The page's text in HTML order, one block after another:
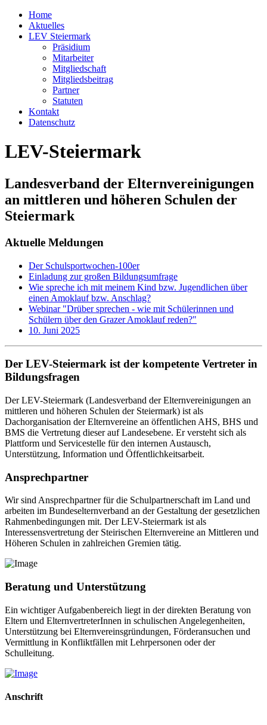
Home
Aktuelles
LEV Steiermark
Präsidium
Mitarbeiter
Mitgliedschaft
Mitgliedsbeitrag
Partner
Statuten
Kontakt
Datenschutz
LEV-Steiermark
Landesverband der Elternvereinigungen
an mittleren und höheren Schulen der
Steiermark
Aktuelle Meldungen
Der Schulsportwochen-100er
Einladung zur großen Bildungsumfrage
Wie spreche ich mit meinem Kind bzw. Jugendlichen über
einen Amoklauf bzw. Anschlag?
Webinar "Drüber sprechen - wie mit Schülerinnen und
Schülern über den Grazer Amoklauf reden?"
10. Juni 2025
Der LEV-Steiermark ist der kompetente Vertreter in
Bildungsfragen
Der LEV-Steiermark (Landesverband der Elternvereinigungen an
mittleren und höheren Schulen der Steiermark) ist als
Dachorganisation der Elternvereine an öffentlichen AHS, BHS und
BMS die Vertretung dieser auf Landesebene. Er versteht sich als
Plattform und Servicestelle für den internen Austausch,
Unterstützung, Information und Öffentlichkeitsarbeit.
Ansprechpartner
Wir sind Ansprechpartner für die Schulpartnerschaft im Land und
arbeiten im Bundeselternverband an der Gestaltung der gesetzlichen
Rahmenbedingungen mit. Der LEV-Steiermark ist als
Interessensvertretung der Steirischen Elternvereine an Mittleren und
Höheren Schulen in zahlreichen Gremien tätig.
Beratung und Unterstützung
Ein wichtiger Aufgabenbereich liegt in der direkten Beratung von
Eltern und ElternvertreterInnen in schulischen Angelegenheiten,
Unterstützung bei Elternvereinsgründungen, Förderansuchen und
Vermittlung in Konfliktfällen mit Lehrpersonen oder der
Schulleitung.
Anschrift